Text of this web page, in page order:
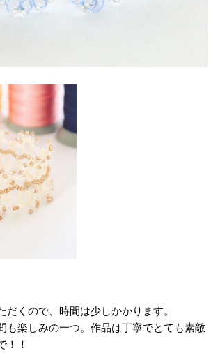
だくので、時間は少しかかります。
も楽しみの一つ。作品は丁寧でとても素敵
！！